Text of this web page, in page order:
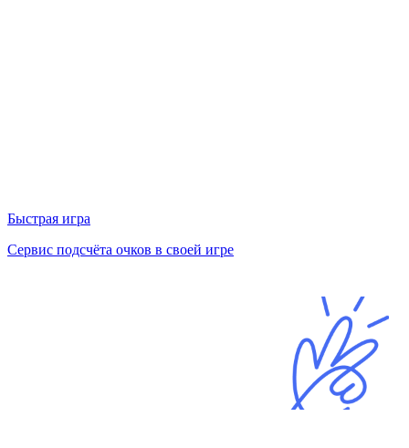
Быстрая игра
Сервис подсчёта очков в своей игре